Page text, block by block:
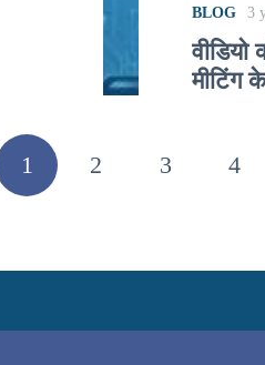
BLOG 3
मीटिंग
1 2 3 4